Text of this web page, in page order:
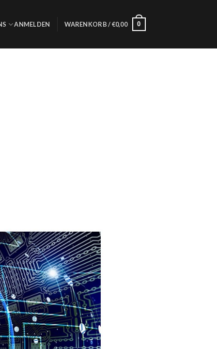
ANMELDEN WARENKORB /€0,00 0